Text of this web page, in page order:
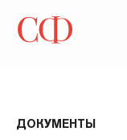
ДОКУМЕНТЫ